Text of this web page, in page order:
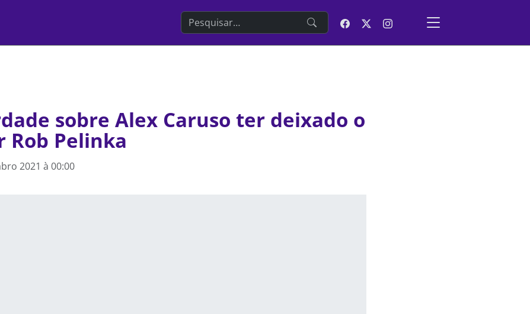
Search the website
sobre Alex Caruso ter deixado o
Rob Pelinka
2021 à 00:00